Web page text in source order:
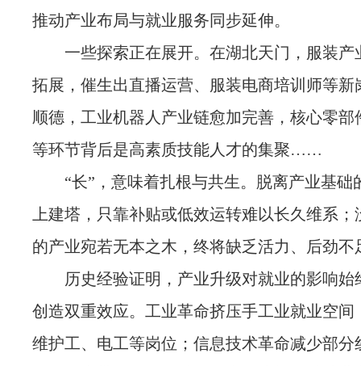
推动产业布局与就业服务同步延伸。
一些探索正在展开。在湖北天门，服装产
拓展，催生出直播运营、服装电商培训师等新
顺德，工业机器人产业链愈加完善，核心零部
等环节背后是高素质技能人才的集聚……
“长”，意味着扎根与共生。脱离产业基础
上建塔，只靠补贴或低效运转难以长久维系
的产业宛若无本之木，终将缺乏活力、后劲不
历史经验证明，产业升级对就业的影响始
创造双重效应。工业革命挤压手工业就业空间
维护工、电工等岗位；信息技术革命减少部分